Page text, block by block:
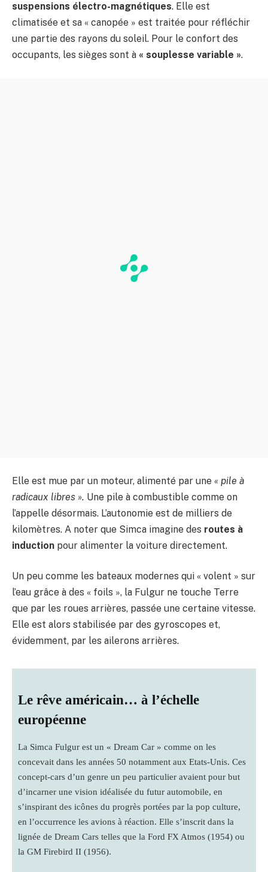
suspensions électro-magnétiques. Elle est
climatisée et sa « canopée » est traitée pour réfléchir
une partie des rayons du soleil. Pour le confort des
occupants, les sièges sont à « souplesse variable ».
Elle est mue par un moteur, alimenté par une « pile à
radicaux libres ». Une pile à combustible comme on
l’appelle désormais. L’autonomie est de milliers de
kilomètres. A noter que Simca imagine des routes à
induction pour alimenter la voiture directement.
Un peu comme les bateaux modernes qui « volent » sur
l’eau grâce à des « foils », la Fulgur ne touche Terre
que par les roues arrières, passée une certaine vitesse.
Elle est alors stabilisée par des gyroscopes et,
évidemment, par les ailerons arrières.
Le rêve américain… à l’échelle
européenne
La Simca Fulgur est un « Dream Car » comme on les
concevait dans les années 50 notamment aux Etats-Unis. Ces
concept-cars d’un genre un peu particulier avaient pour but
d’incarner une vision idéalisée du futur automobile, en
s’inspirant des icônes du progrès portées par la pop culture,
en l’occurrence les avions à réaction. Elle s’inscrit dans la
lignée de Dream Cars telles que la Ford FX Atmos (1954) ou
la GM Firebird II (1956).